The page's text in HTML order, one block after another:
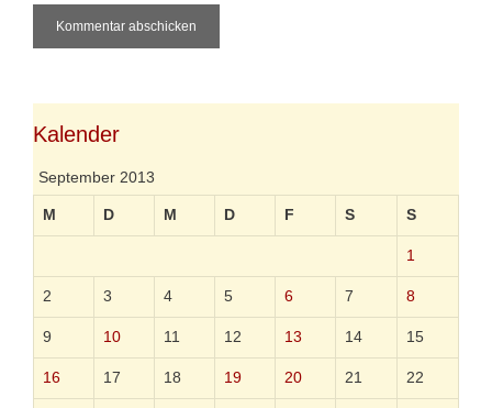
l
Kalender
September 2013
M D M D F S S
1
2 3 4 5 6 7 8
9 10 11 12 13 14 15
16 17 18 19 20 21 22